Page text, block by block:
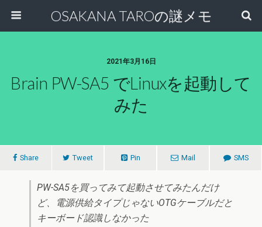
OSAKANA TAROの謎メモ
2021年3月16日
Brain PW-SA5 でLinuxを起動して
みた
Share Tweet Pin Mail SMS
PW-SA5を買ってみて起動させてみたんだけ
ど、電源供給タイプじゃないOTGケーブルだと
キーボード認識しなかった